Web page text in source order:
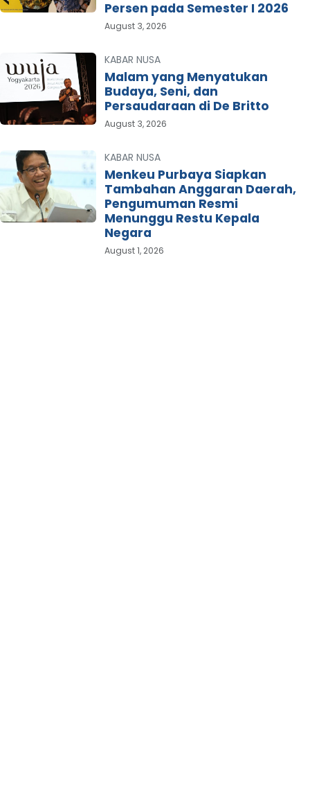
Persen pada Semester I 2026
August 3, 2026
KABAR NUSA
Malam yang Menyatukan
Budaya, Seni, dan
Persaudaraan di De Britto
August 3, 2026
KABAR NUSA
Menkeu Purbaya Siapkan
Tambahan Anggaran Daerah,
Pengumuman Resmi
Menunggu Restu Kepala
Negara
August 1, 2026